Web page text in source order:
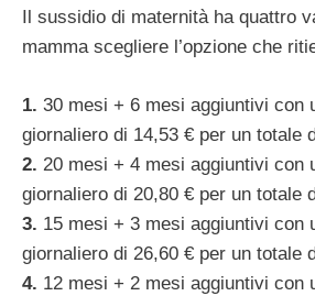
Il sussidio di maternità ha quattro
mamma scegliere l’opzione che
1. 30 mesi + 6 mesi aggiuntivi con
giornaliero di 14,53 € per un totale
2. 20 mesi + 4 mesi aggiuntivi con
giornaliero di 20,80 € per un totale
3. 15 mesi + 3 mesi aggiuntivi con
giornaliero di 26,60 € per un totale
4. 12 mesi + 2 mesi aggiuntivi con